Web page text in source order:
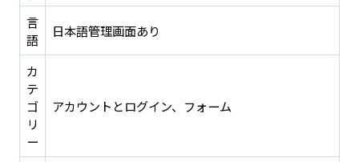
言
語
日本語管理画面あり
カ
テ
ゴ
リ
ー
アカウントとログイン、フォーム